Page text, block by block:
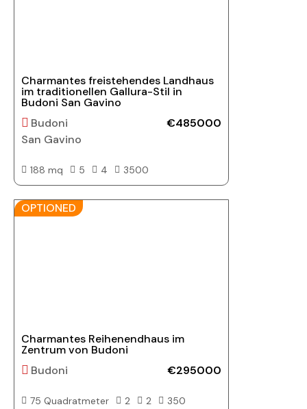
Charmantes freistehendes Landhaus
im traditionellen Gallura-Stil in
Budoni San Gavino
Budoni
San Gavino
€485000
188 mq 5 4 3500
OPTIONED
Charmantes Reihenendhaus im
Zentrum von Budoni
Budoni
€295000
75 Quadratmeter 2 2 350